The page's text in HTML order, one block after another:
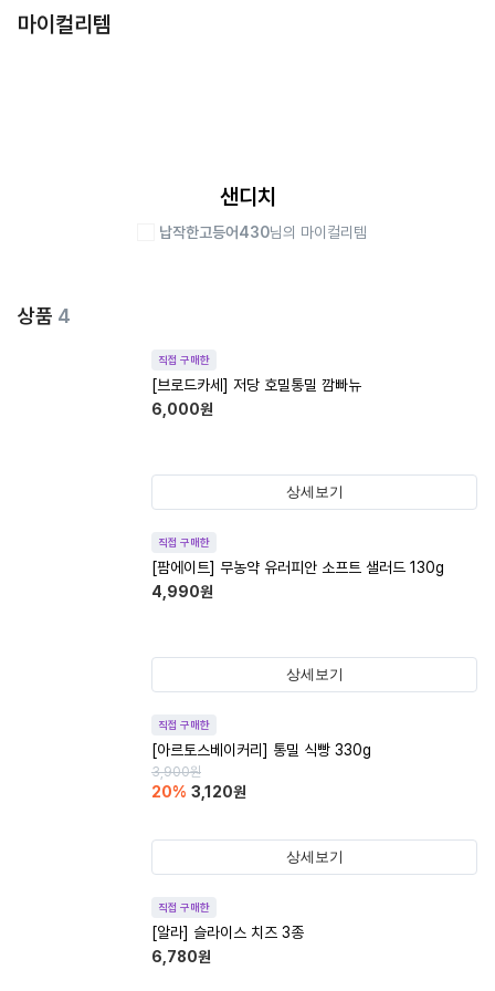
마이컬리템
샌디치
납작한고등어430님의 마이컬리템
상품 4
직접 구매한
[브로드카세] 저당 호밀통밀 깜빠뉴
6,000원
상세보기
직접 구매한
[팜에이트] 무농약 유러피안 소프트 샐러드 130g
4,990원
상세보기
직접 구매한
[아르토스베이커리] 통밀 식빵 330g
3,900원
20% 3,120원
상세보기
직접 구매한
[알라] 슬라이스 치즈 3종
6,780원